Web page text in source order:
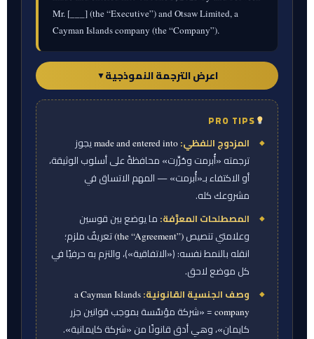
Mr. [___] (the “Executive”) and Otsaw Limited, a
Cayman Islands company (the “Company”).
اعرض الترجمة النموذجية▼
ورقة المترجم — الترجمة النموذجية
اتفاقية عمل
أُبرمت اتفاقية العمل هذه («الاتفاقية») وحُرِّرت في
5 يونيو 2025 بين كلٍّ من السيد/ [•••] («المدير
التنفيذي») من جهة، وشركة أوتساو ليمتد (Otsaw
Limited)، وهي شركة مؤسَّسة بموجب قوانين جزر
كايمان («الشركة»)، من جهة أخرى.
PRO TIPS
المزدوج اللفظي: made and entered intoيجوز
ترجمته «أُبرمت وحُرِّرت» محافظةً على أسلوب الوثيقة،
أو الاكتفاء بـ«أُبرمت» — المهم الاتساق في
مشروعك كله.
المصطلحات المعرَّفة: ما يوضع بين قوسين
وعلامتي تنصيص (the “Agreement”)تعريفٌ ملزم؛
انقله بالنمط نفسه: («الاتفاقية»)، والتزم به حرفيًا في
كل موضع لاحق.
وصف الجنسية القانونية: a Cayman Islands
company = «شركة مؤسَّسة بموجب قوانين جزر
كايمان»، وهي أدق قانونًا من «شركة كايمانية».